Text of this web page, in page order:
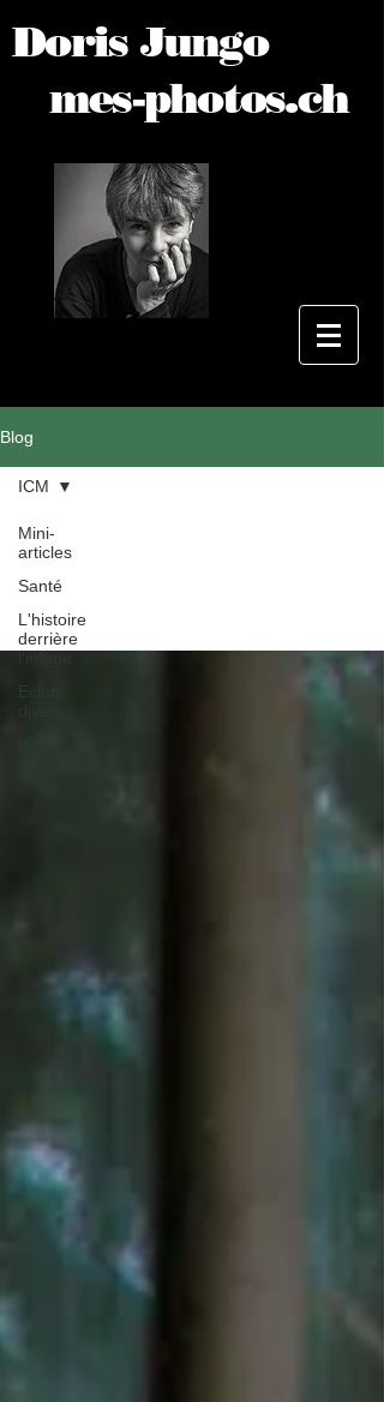
Doris Jungo
mes-photos.ch
Blog
Mini-
articles
Santé
L'histoire
derrière
Eclats
ICM
ICM